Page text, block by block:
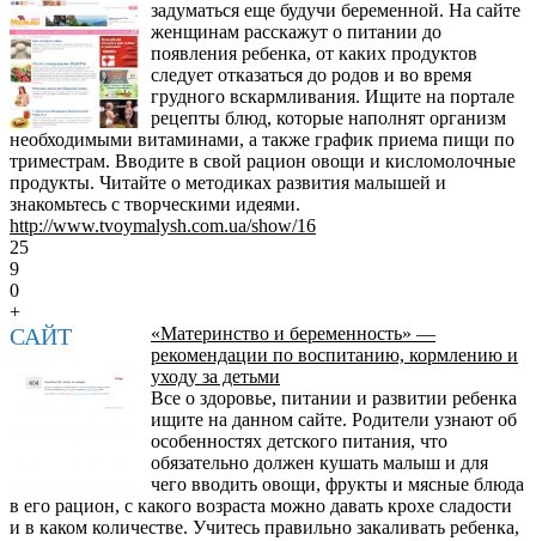
задуматься еще будучи беременной. На сайте
женщинам расскажут о питании до
появления ребенка, от каких продуктов
следует отказаться до родов и во время
грудного вскармливания. Ищите на портале
рецепты блюд, которые наполнят организм
необходимыми витаминами, а также график приема пищи по
триместрам. Вводите в свой рацион овощи и кисломолочные
продукты. Читайте о методиках развития малышей и
знакомьтесь с творческими идеями.
http://www.tvoymalysh.com.ua/show/16
25
9
0
+
САЙТ
«Материнство и беременность» —
рекомендации по воспитанию, кормлению и
уходу за детьми
Все о здоровье, питании и развитии ребенка
ищите на данном сайте. Родители узнают об
особенностях детского питания, что
обязательно должен кушать малыш и для
чего вводить овощи, фрукты и мясные блюда
в его рацион, с какого возраста можно давать крохе сладости
и в каком количестве. Учитесь правильно закаливать ребенка,